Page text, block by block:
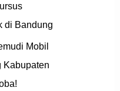
di Bandung
Mobil
Kabupaten